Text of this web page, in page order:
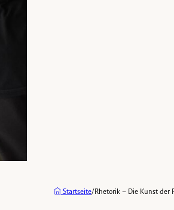
Startseite/Rhetorik – Die Kunst der